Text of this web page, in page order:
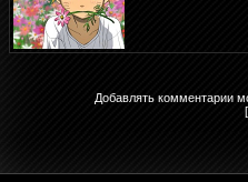
Добавлять комментарии